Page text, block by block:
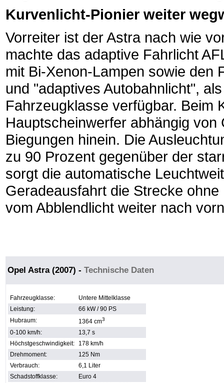
Kurvenlicht-Pionier weiter
Vorreiter ist der Astra nach wie
machte das adaptive Fahrlicht
mit Bi-Xenon-Lampen sowie den
und "adaptives Autobahnlicht",
Fahrzeugklasse verfügbar. Beim
Hauptscheinwerfer abhängig
Biegungen hinein. Die
zu 90 Prozent gegenüber der
sorgt die automatische
Geradeausfahrt die Strecke
vom Abblendlicht weiter nach
Opel Astra (2007) - Technische Daten
Fahrzeugklasse:
Untere Mittelklasse
Leistung:
66 kW / 90 PS
Hubraum:
1364 cm3
0-100 km/h:
13,7 s
Höchstgeschwindigkeit:
178 km/h
Drehmoment:
125 Nm
Verbrauch:
6,1 Liter
Schadstoffklasse:
Euro 4